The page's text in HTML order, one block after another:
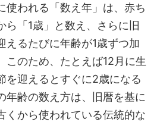
使われる「数え年」は、赤ち
ら「1歳」と数え、さらに旧
えるたびに年齢が1歳ずつ加
このため、たとえば12月に生
を迎えるとすぐに2歳になる
年齢の数え方は、旧暦を基に
くから使われている伝統的な